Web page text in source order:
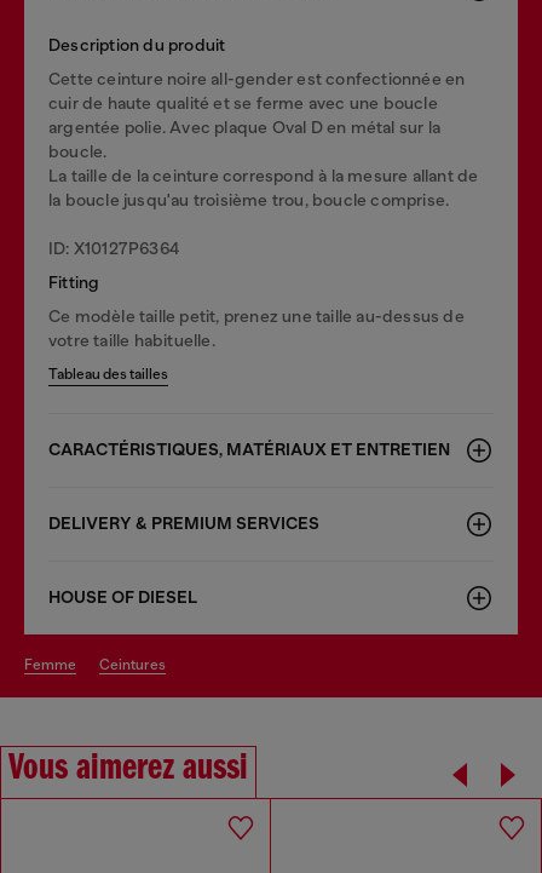
Description du produit
Cette ceinture noire all-gender est confectionnée en
cuir de haute qualité et se ferme avec une boucle
argentée polie. Avec plaque Oval D en métal sur la
boucle.
La taille de la ceinture correspond à la mesure allant de
la boucle jusqu'au troisième trou, boucle comprise.
ID: X10127P6364
Fitting
Ce modèle taille petit, prenez une taille au-dessus de
votre taille habituelle.
Tableau des tailles
CARACTÉRISTIQUES, MATÉRIAUX ET ENTRETIEN
DELIVERY & PREMIUM SERVICES
HOUSE OF DIESEL
femme ceintures
Vous aimerez aussi